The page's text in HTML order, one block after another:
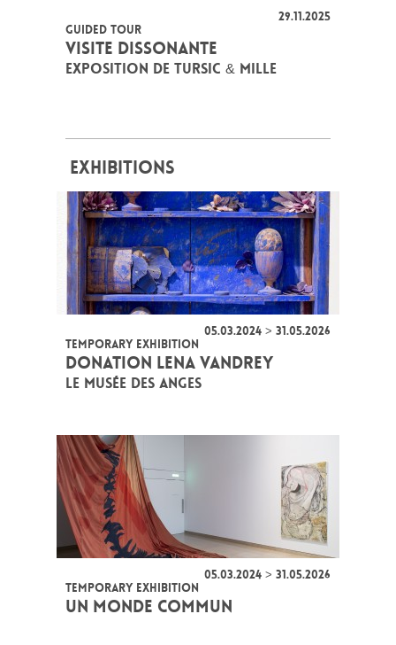
29.11.2025
GUIDED TOUR
VISITE DISSONANTE
EXPOSITION DE TURSIC & MILLE
EXHIBITIONS
05.03.2024 > 31.05.2026
TEMPORARY EXHIBITION
DONATION LENA VANDREY
LE MUSÉE DES ANGES
05.03.2024 > 31.05.2026
TEMPORARY EXHIBITION
UN MONDE COMMUN